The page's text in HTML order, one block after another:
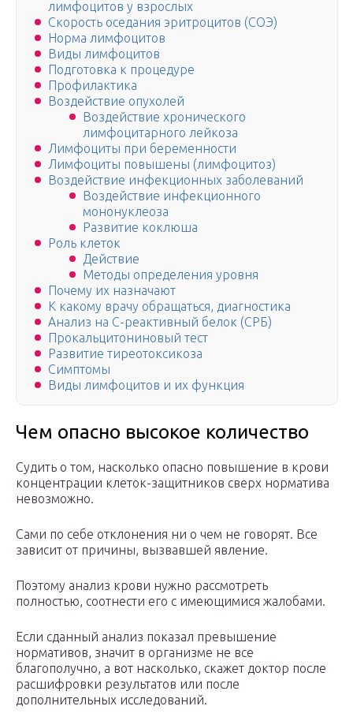
лимфоцитов у взрослых
Скорость оседания эритроцитов (СОЭ)
Норма лимфоцитов
Виды лимфоцитов
Подготовка к процедуре
Профилактика
Воздействие опухолей
Воздействие хронического
лимфоцитарного лейкоза
Лимфоциты при беременности
Лимфоциты повышены (лимфоцитоз)
Воздействие инфекционных заболеваний
Воздействие инфекционного
мононуклеоза
Развитие коклюша
Роль клеток
Действие
Методы определения уровня
Почему их назначают
К какому врачу обращаться, диагностика
Анализ на С-реактивный белок (СРБ)
Прокальцитониновый тест
Развитие тиреотоксикоза
Симптомы
Виды лимфоцитов и их функция
Чем опасно высокое количество
Судить о том, насколько опасно повышение в крови
концентрации клеток-защитников сверх норматива
невозможно.
Сами по себе отклонения ни о чем не говорят. Все
зависит от причины, вызвавшей явление.
Поэтому анализ крови нужно рассмотреть
полностью, соотнести его с имеющимися жалобами.
Если сданный анализ показал превышение
нормативов, значит в организме не все
благополучно, а вот насколько, скажет доктор после
расшифровки результатов или после
дополнительных исследований.